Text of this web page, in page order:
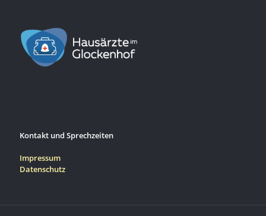
Kontakt und Sprechzeiten
Impressum
Datenschutz